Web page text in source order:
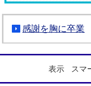
感謝を胸に卒業
表示 スマ